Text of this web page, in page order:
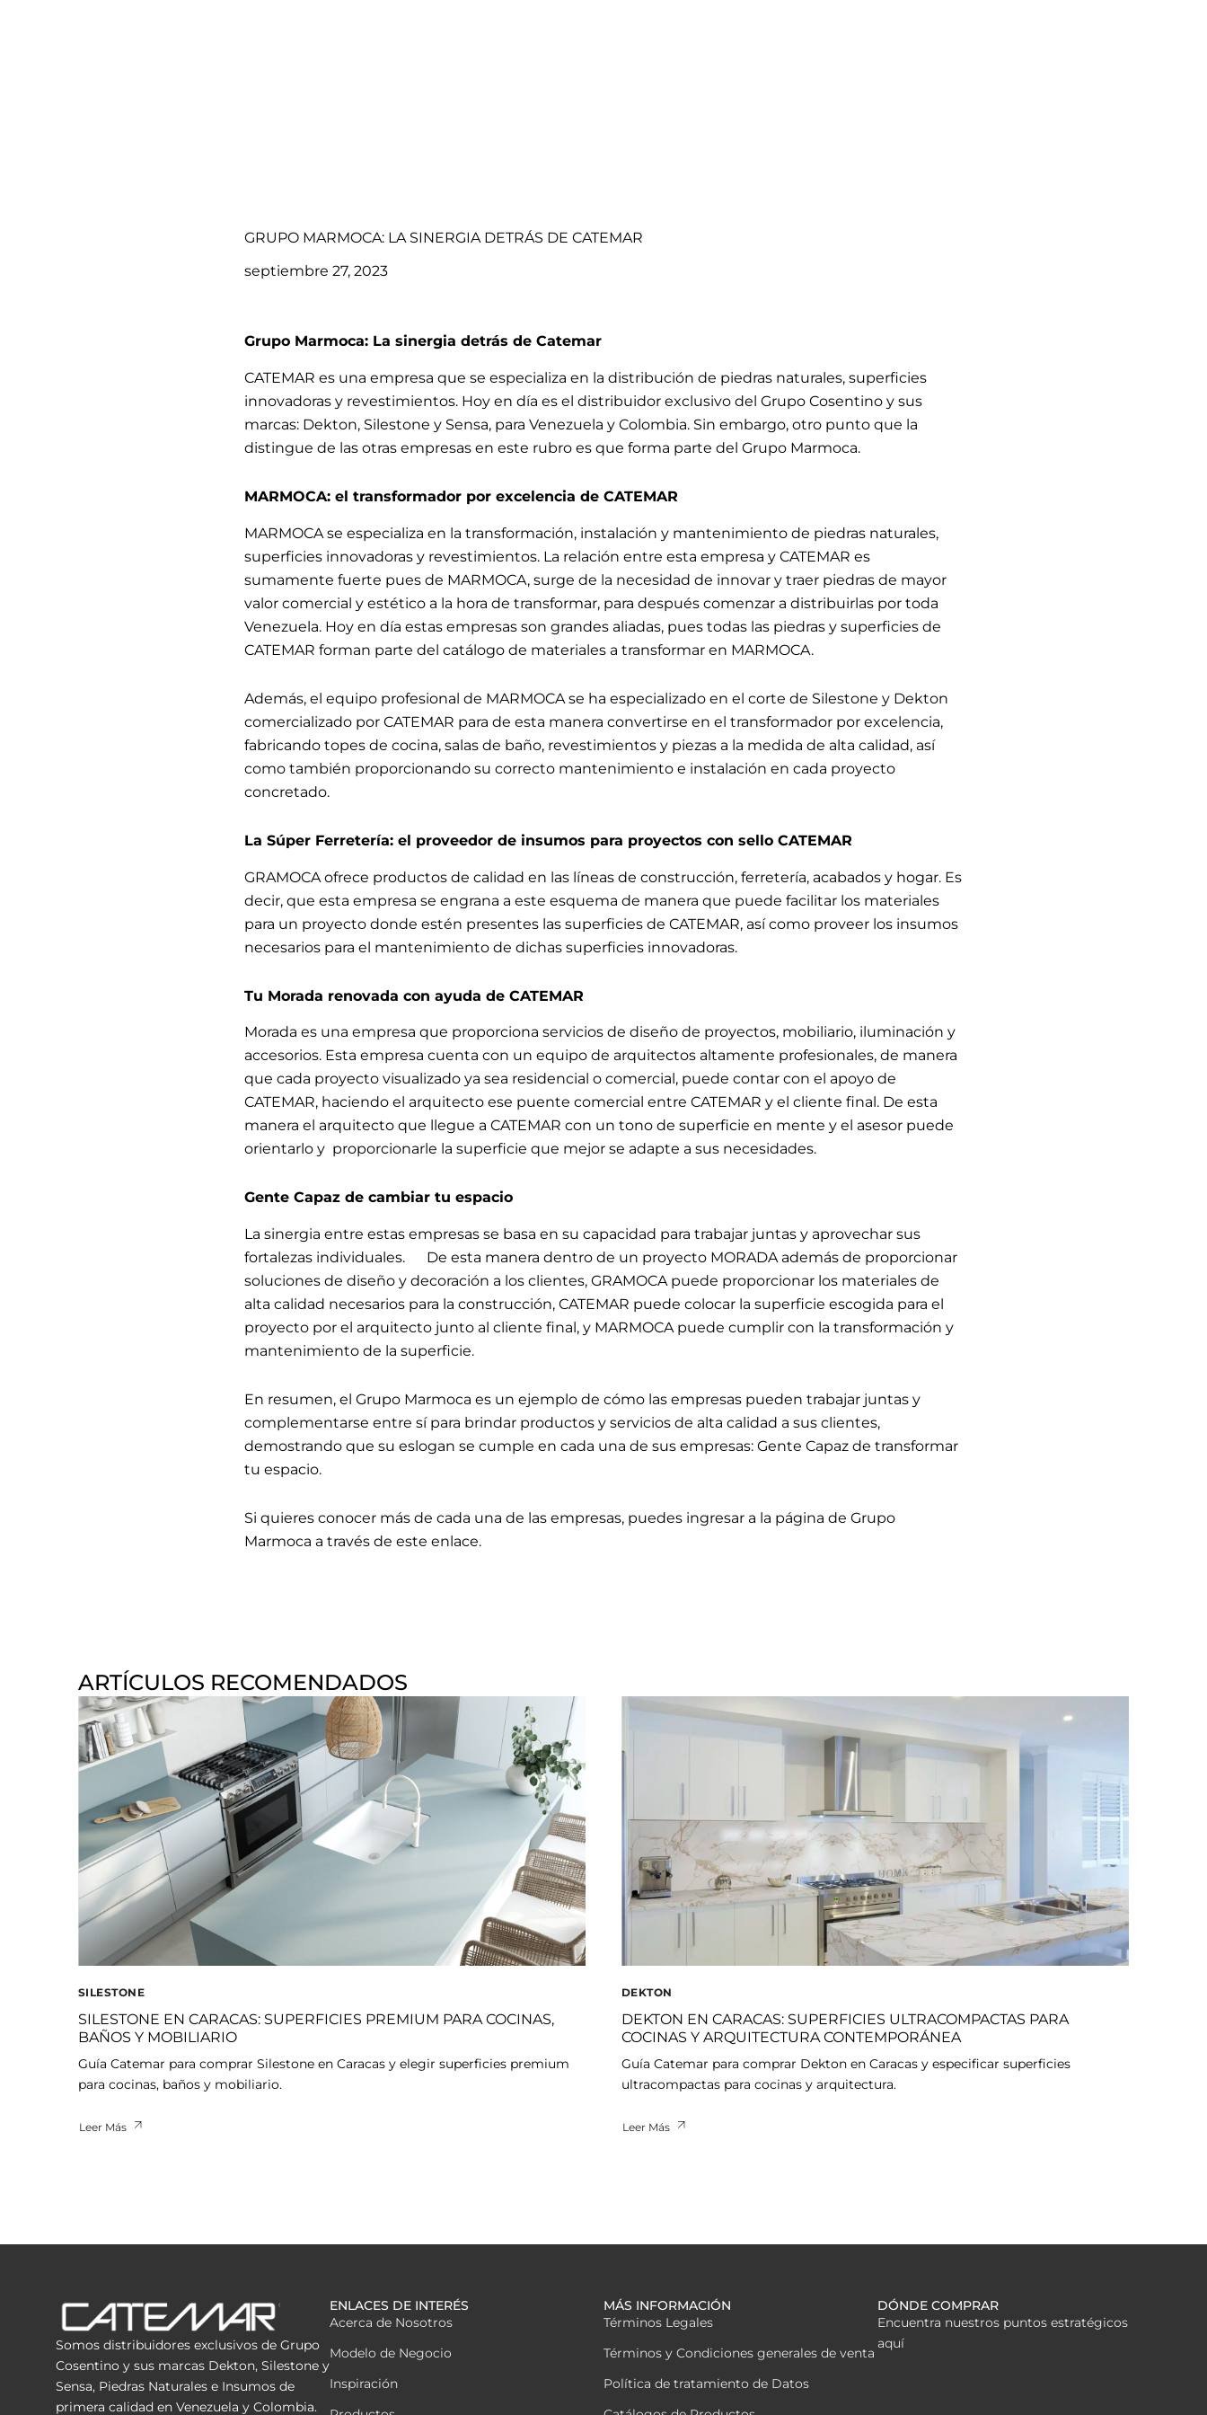
GRUPO MARMOCA: LA SINERGIA DETRÁS DE CATEMAR
septiembre 27, 2023
Grupo Marmoca: La sinergia detrás de Catemar
CATEMAR es una empresa que se especializa en la distribución de piedras naturales, superficies
innovadoras y revestimientos. Hoy en día es el distribuidor exclusivo del Grupo Cosentino y sus
marcas: Dekton, Silestone y Sensa, para Venezuela y Colombia. Sin embargo, otro punto que la
distingue de las otras empresas en este rubro es que forma parte del Grupo Marmoca.
MARMOCA: el transformador por excelencia de CATEMAR
MARMOCA se especializa en la transformación, instalación y mantenimiento de piedras naturales,
superficies innovadoras y revestimientos. La relación entre esta empresa y CATEMAR es
sumamente fuerte pues de MARMOCA, surge de la necesidad de innovar y traer piedras de mayor
valor comercial y estético a la hora de transformar, para después comenzar a distribuirlas por toda
Venezuela. Hoy en día estas empresas son grandes aliadas, pues todas las piedras y superficies de
CATEMAR forman parte del catálogo de materiales a transformar en MARMOCA.
Además, el equipo profesional de MARMOCA se ha especializado en el corte de Silestone y Dekton
comercializado por CATEMAR para de esta manera convertirse en el transformador por excelencia,
fabricando topes de cocina, salas de baño, revestimientos y piezas a la medida de alta calidad, así
como también proporcionando su correcto mantenimiento e instalación en cada proyecto
concretado.
La Súper Ferretería: el proveedor de insumos para proyectos con sello CATEMAR
GRAMOCA ofrece productos de calidad en las líneas de construcción, ferretería, acabados y hogar. Es
decir, que esta empresa se engrana a este esquema de manera que puede facilitar los materiales
para un proyecto donde estén presentes las superficies de CATEMAR, así como proveer los insumos
necesarios para el mantenimiento de dichas superficies innovadoras.
Tu Morada renovada con ayuda de CATEMAR
Morada es una empresa que proporciona servicios de diseño de proyectos, mobiliario, iluminación y
accesorios. Esta empresa cuenta con un equipo de arquitectos altamente profesionales, de manera
que cada proyecto visualizado ya sea residencial o comercial, puede contar con el apoyo de
CATEMAR, haciendo el arquitecto ese puente comercial entre CATEMAR y el cliente final. De esta
manera el arquitecto que llegue a CATEMAR con un tono de superficie en mente y el asesor puede
orientarlo y proporcionarle la superficie que mejor se adapte a sus necesidades.
Gente Capaz de cambiar tu espacio
La sinergia entre estas empresas se basa en su capacidad para trabajar juntas y aprovechar sus
fortalezas individuales. De esta manera dentro de un proyecto MORADA además de proporcionar
soluciones de diseño y decoración a los clientes, GRAMOCA puede proporcionar los materiales de
alta calidad necesarios para la construcción, CATEMAR puede colocar la superficie escogida para el
proyecto por el arquitecto junto al cliente final, y MARMOCA puede cumplir con la transformación y
mantenimiento de la superficie.
En resumen, el Grupo Marmoca es un ejemplo de cómo las empresas pueden trabajar juntas y
complementarse entre sí para brindar productos y servicios de alta calidad a sus clientes,
demostrando que su eslogan se cumple en cada una de sus empresas: Gente Capaz de transformar
tu espacio.
Si quieres conocer más de cada una de las empresas, puedes ingresar a la página de Grupo
Marmoca a través de este enlace.
ARTÍCULOS RECOMENDADOS
SILESTONE
SILESTONE EN CARACAS: SUPERFICIES PREMIUM PARA COCINAS,
BAÑOS Y MOBILIARIO
Guía Catemar para comprar Silestone en Caracas y elegir superficies premium
para cocinas, baños y mobiliario.
Leer Más
DEKTON
DEKTON EN CARACAS: SUPERFICIES ULTRACOMPACTAS PARA
COCINAS Y ARQUITECTURA CONTEMPORÁNEA
Guía Catemar para comprar Dekton en Caracas y especificar superficies
ultracompactas para cocinas y arquitectura.
Leer Más
Somos distribuidores exclusivos de Grupo
Cosentino y sus marcas Dekton, Silestone y
Sensa, Piedras Naturales e Insumos de
primera calidad en Venezuela y Colombia.
ENLACES DE INTERÉS
Acerca de Nosotros
Modelo de Negocio
Inspiración
MÁS INFORMACIÓN
Términos Legales
Términos y Condiciones generales de venta
Política de tratamiento de Datos
DÓNDE COMPRAR
Encuentra nuestros puntos estratégicos
aquí